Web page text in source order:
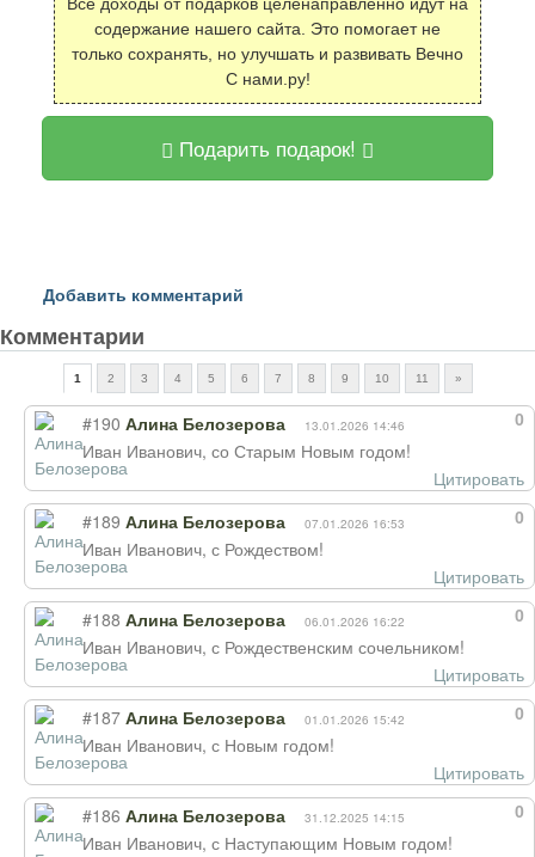
содержание нашего сайта. Это помогает не
только сохранять, но улучшать и развивать Вечно
С нами.ру!
Подарить подарок!
Добавить комментарий
Комментарии
1 2 3 4 5 6 7 8 9 10 11 »
0
#190 Алина Белозерова 13.01.2026 14:46
Иван Иванович, со Старым Новым годом!
Цитировать
0
#189 Алина Белозерова 07.01.2026 16:53
Иван Иванович, с Рождеством!
Цитировать
0
#188 Алина Белозерова 06.01.2026 16:22
Иван Иванович, с Рождественским сочельником!
Цитировать
0
#187 Алина Белозерова 01.01.2026 15:42
Иван Иванович, с Новым годом!
Цитировать
0
#186 Алина Белозерова 31.12.2025 14:15
Иван Иванович, с Наступающим Новым годом!